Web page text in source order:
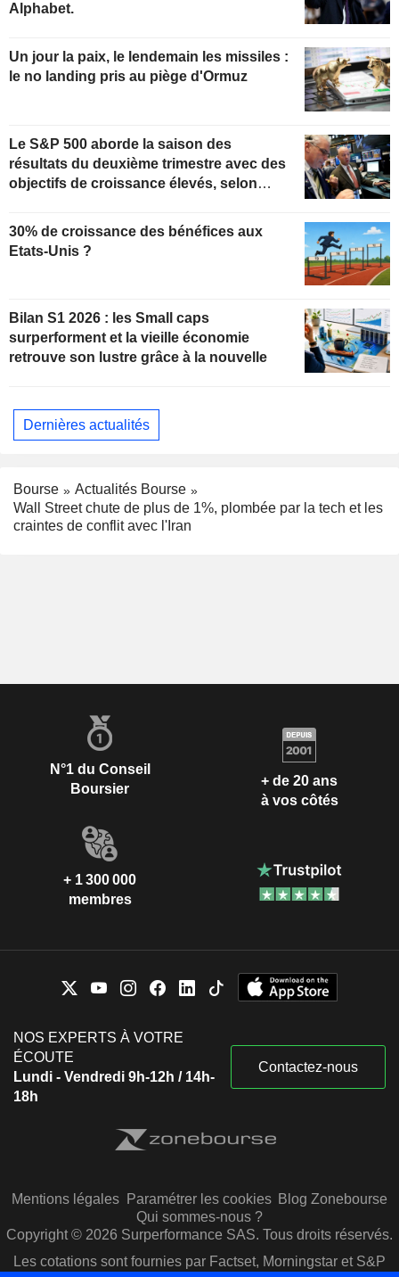
Alphabet.
Un jour la paix, le lendemain les missiles :
le no landing pris au piège d'Ormuz
Le S&P 500 aborde la saison des
résultats du deuxième trimestre avec des
objectifs de croissance élevés, selon
30% de croissance des bénéfices aux
Etats-Unis ?
Bilan S1 2026 : les Small caps
surperforment et la vieille économie
retrouve son lustre grâce à la nouvelle
Dernières actualités
Bourse
Actualités Bourse
Wall Street chute de plus de 1%, plombée par la tech et les
craintes de conflit avec l'Iran
N°1 du Conseil
Boursier
+ de 20 ans
à vos côtés
+ 1 300 000
membres
NOS EXPERTS À VOTRE
ÉCOUTE
Lundi - Vendredi 9h-12h / 14h-
18h
Contactez-nous
Mentions légales Paramétrer les cookies Blog Zonebourse
Qui sommes-nous ?
Copyright © 2026 Surperformance SAS. Tous droits réservés.
Les cotations sont fournies par Factset, Morningstar et S&P